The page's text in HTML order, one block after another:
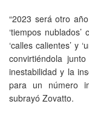
“2023 será otro
‘tiempos
‘calles calientes’ y
convirtiéndola
inestabilidad y la
para un número
subrayó Zovatto.